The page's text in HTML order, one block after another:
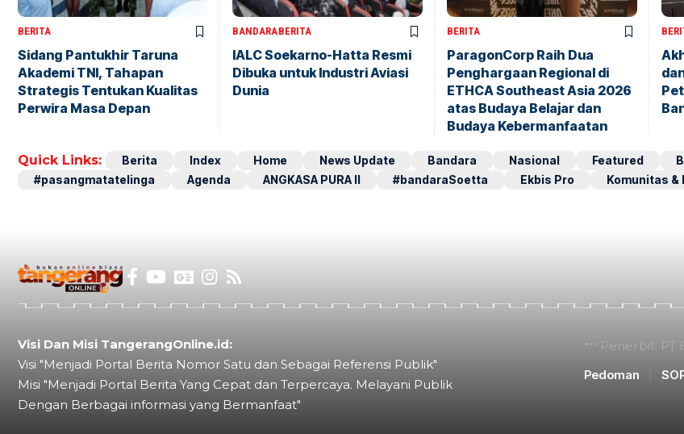
BERITA
Sidang Pantukhir Taruna
Akademi TNI, Tahapan
Strategis Tentukan Kualitas
Perwira Masa Depan
BANDARABERITA
IALC Soekarno-Hatta Resmi
Dibuka untuk Industri Aviasi
Dunia
BERITA
ParagonCorp Raih Dua
Penghargaan Regional di
ETHCA Southeast Asia 2026
atas Budaya Belajar dan
Budaya Kebermanfaatan
Quick Links: Berita Index Home News Update Bandara Nasional Featured
#pasangmatatelinga
Agenda ANGKASA PURA II #bandaraSoetta Ekbis Pro Komunitas
Visi Dan Misi TangerangOnline.id:
Visi "Menjadi Portal Berita Nomor Satu dan Sebagai Referensi Publik"
Misi "Menjadi Portal Berita Yang Cepat dan Terpercaya. Melayani Publik
Dengan Berbagai informasi yang Bermanfaat"
Penerbit: PT
Pedoman